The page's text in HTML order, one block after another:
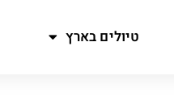
טיולים בארץ